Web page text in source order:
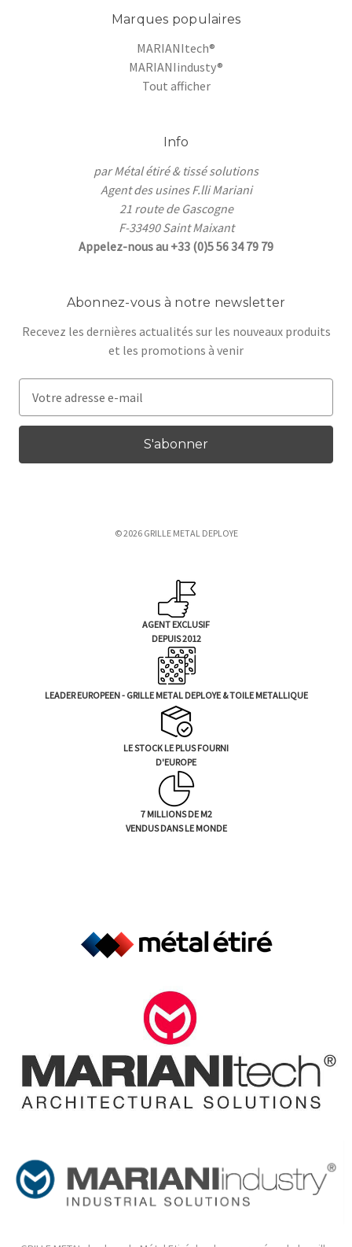
Marques populaires
MARIANItech®
MARIANIindusty®
Tout afficher
Info
par Métal étiré & tissé solutions
Agent des usines F.lli Mariani
21 route de Gascogne
F-33490 Saint Maixant
Appelez-nous au +33 (0)5 56 34 79 79
Abonnez-vous à notre newsletter
Recevez les dernières actualités sur les nouveaux produits
et les promotions à venir
r
s
© 2026 GRILLE METAL DEPLOYE
AGENT EXCLUSIF
DEPUIS 2012
LEADER EUROPEEN - GRILLE METAL DEPLOYE & TOILE METALLIQUE
LE STOCK LE PLUS FOURNI
D'EUROPE
7 MILLIONS DE M2
VENDUS DANS LE MONDE